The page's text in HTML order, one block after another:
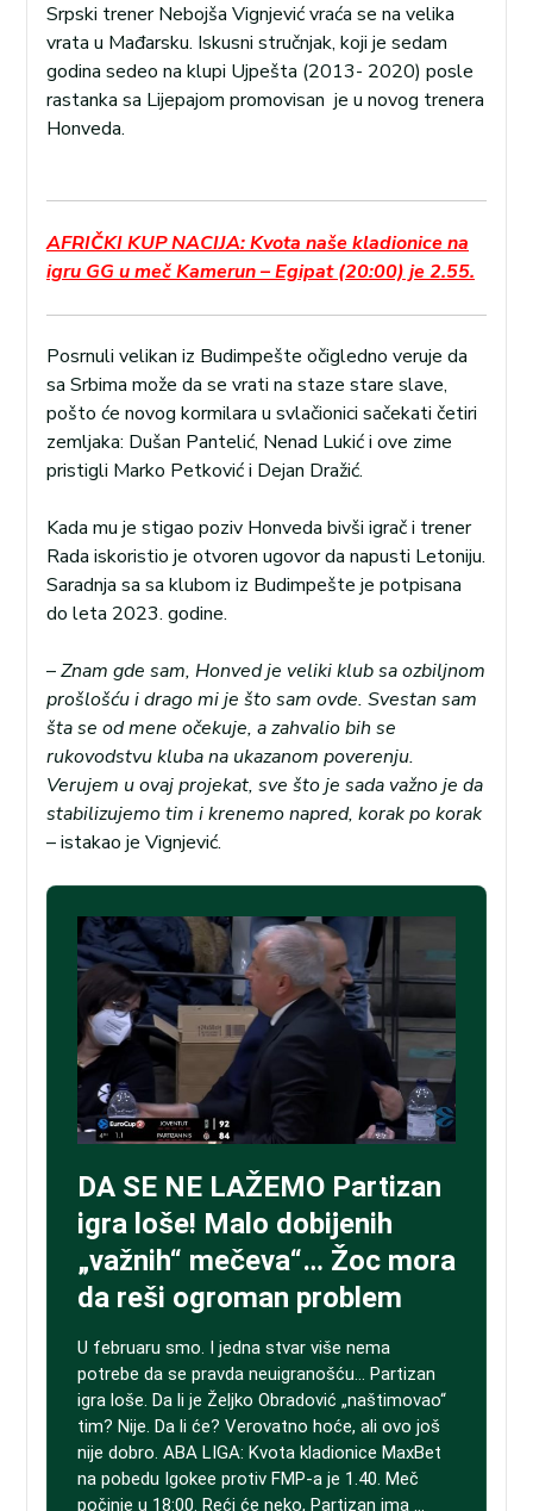
Srpski trener Nebojša Vignjević vraća se na velika
vrata u Mađarsku. Iskusni stručnjak, koji je sedam
godina sedeo na klupi Ujpešta (2013- 2020) posle
rastanka sa Lijepajom promovisan je u novog trenera
Honveda.
AFRIČKI KUP NACIJA: Kvota naše kladionice na
igru GG u meč Kamerun – Egipat (20:00) je 2.55.
Posrnuli velikan iz Budimpešte očigledno veruje da
sa Srbima može da se vrati na staze stare slave,
pošto će novog kormilara u svlačionici sačekati četiri
zemljaka: Dušan Pantelić, Nenad Lukić i ove zime
pristigli Marko Petković i Dejan Dražić.
Kada mu je stigao poziv Honveda bivši igrač i trener
Rada iskoristio je otvoren ugovor da napusti Letoniju.
Saradnja sa sa klubom iz Budimpešte je potpisana
do leta 2023. godine.
–Znam gde sam, Honved je veliki klub sa ozbiljnom
prošlošću i drago mi je što sam ovde. Svestan sam
šta se od mene očekuje, a zahvalio bih se
rukovodstvu kluba na ukazanom poverenju.
Verujem u ovaj projekat, sve što je sada važno je da
stabilizujemo tim i krenemo napred, korak po korak
– istakao je Vignjević.